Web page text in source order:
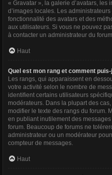
« Gravatar », la galerie d’avatars, les
d’images locales. Les
fonctionnalité des avatars et des
aux utilisateurs. Si vous ne pouvez
à contacter un administrateur du
Haut
Quel est mon rang et comment
Les rangs, qui apparaissent en
votre activité selon le nombre de
identifient certains utilisateurs
modérateurs. Dans la plupart des
modifier le texte des rangs du forum.
en publiant inutilement des
forum. Beaucoup de forums ne
administrateur ou un modérateur
compteur de messages.
Haut